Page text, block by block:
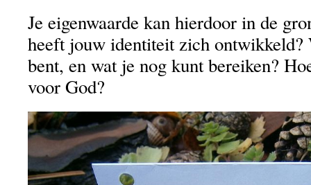
Je eigenwaarde kan hierdoor in de
heeft jouw identiteit zich ontwikkeld?
bent, en wat je nog kunt bereiken?
voor God?